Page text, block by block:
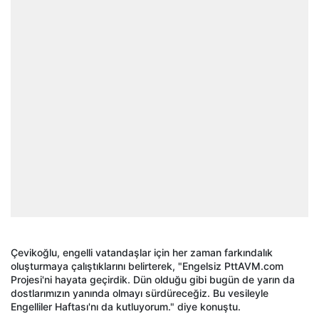
Çevikoğlu, engelli vatandaşlar için her zaman farkındalık
oluşturmaya çalıştıklarını belirterek, "Engelsiz PttAVM.com
Projesi'ni hayata geçirdik. Dün olduğu gibi bugün de yarın da
dostlarımızın yanında olmayı sürdüreceğiz. Bu vesileyle
Engelliler Haftası'nı da kutluyorum." diye konuştu.